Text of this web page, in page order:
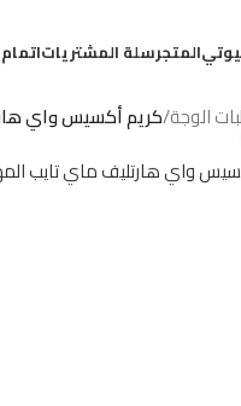
المتجرسلة المشتريات
الوجة/كريم أكسيس واي
Click to enlarge